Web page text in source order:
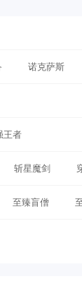
诺克萨斯
王者
斩星魔剑
至臻盲僧